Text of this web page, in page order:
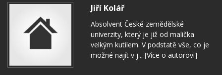
Jiří Kolář
Absolvent České zemědělské
univerzity, který je již od malička
velkým kutilem. V podstatě vše, co je
možné najít v j... [Více o autorovi]